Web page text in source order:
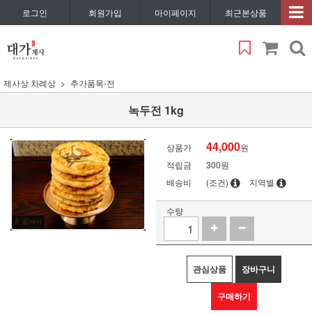
로그인 회원가입 마이페이지 최근본상품
제사상 차례상 추가품목-전
녹두전 1kg
상품가 44,000원
적립금
300원
배송비
(조건) 지역별
수량
관심상품 장바구니
구매하기